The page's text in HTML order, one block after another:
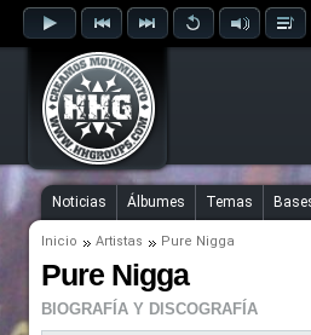
Noticias Álbumes Temas
Inicio Artistas Pure Nigga
Pure Nigga
BIOGRAFÍA Y DISCOGRAFÍA